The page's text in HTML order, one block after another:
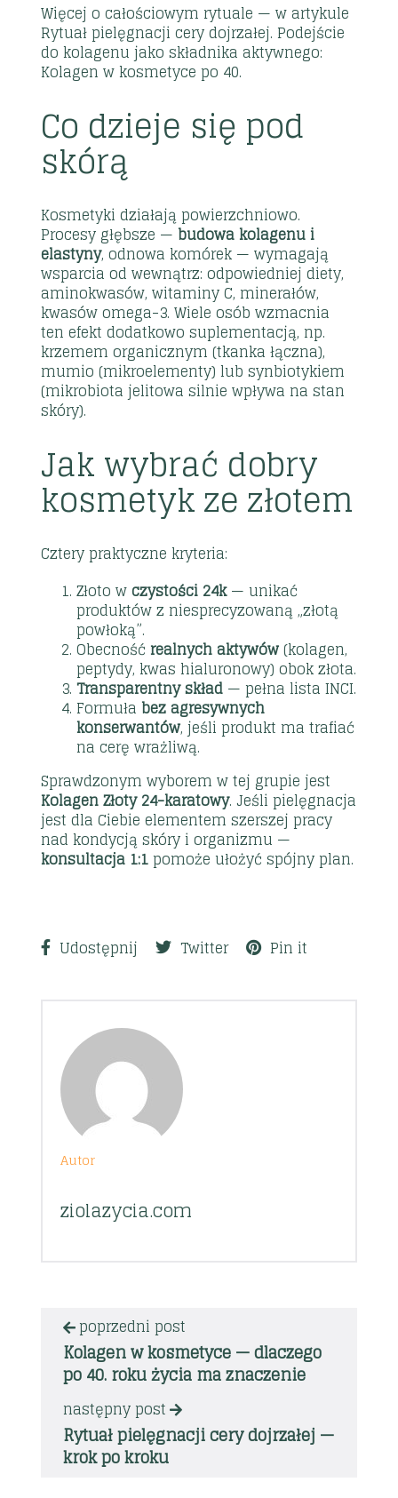
Więcej o całościowym rytuale — w artykule
Rytuał pielęgnacji cery dojrzałej. Podejście
do kolagenu jako składnika aktywnego:
Kolagen w kosmetyce po 40.
Co dzieje się pod
skórą
Kosmetyki działają powierzchniowo.
Procesy głębsze — budowa kolagenu i
elastyny, odnowa komórek — wymagają
wsparcia od wewnątrz: odpowiedniej diety,
aminokwasów, witaminy C, minerałów,
kwasów omega-3. Wiele osób wzmacnia
ten efekt dodatkowo suplementacją, np.
krzemem organicznym (tkanka łączna),
mumio (mikroelementy) lubsynbiotykiem
(mikrobiota jelitowa silnie wpływa na stan
skóry).
Jak wybrać dobry
kosmetyk ze złotem
Cztery praktyczne kryteria:
Złoto wczystości 24k— unikać
produktów z niesprecyzowaną „złotą
powłoką”.
Obecność realnych aktywów(kolagen,
peptydy, kwas hialuronowy) obok złota.
Transparentny skład — pełna lista INCI.
Formuła bez agresywnych
konserwantów, jeśli produkt ma trafiać
na cerę wrażliwą.
Sprawdzonym wyborem w tej grupie jest
Kolagen Złoty 24-karatowy. Jeśli pielęgnacja
jest dla Ciebie elementem szerszej pracy
nad kondycją skóry i organizmu —
konsultacja 1:1pomoże ułożyć spójny plan.
Udostępnij Twitter Pin it
Autor
ziolazycia.com
poprzedni post
Kolagen w kosmetyce — dlaczego
po 40. roku życia ma znaczenie
następny post
Rytuał pielęgnacji cery dojrzałej —
krok po kroku